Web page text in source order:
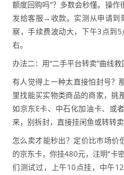
额度回购吗”？多数会秒懂。操
发给客服→收款。实测从申请到
察，手续费波动大，下午3点到
右。
办法二：用“二手平台转卖”曲线救
有人觉得上一种太直接怕封号？
里找能买实物类商品的商家，
如京东E卡、中石化加油卡、或
来，别拆封，直接挂闲鱼或转转卖
怎么卖才能秒出？定价比市场价
的京东卡，你挂480元，注明“卡
们测试过，上午10点挂，中午